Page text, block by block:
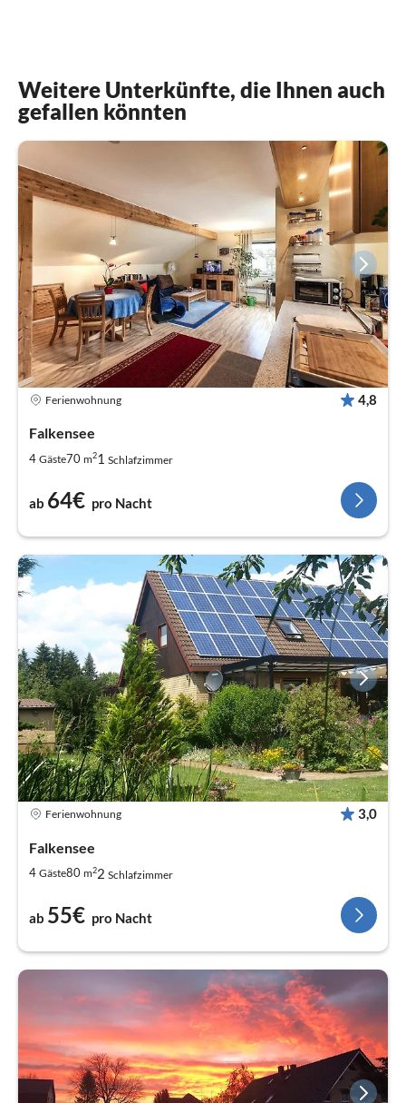
Weitere Unterkünfte, die Ihnen auch
gefallen könnten
Ferienwohnung 4,8
Falkensee
4 Gäste70 m21 Schlafzimmer
ab 64€ pro Nacht
Ferienwohnung 3,0
Falkensee
4 Gäste80 m22 Schlafzimmer
ab 55€ pro Nacht